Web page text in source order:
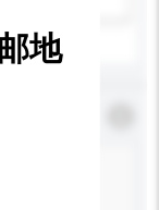
地